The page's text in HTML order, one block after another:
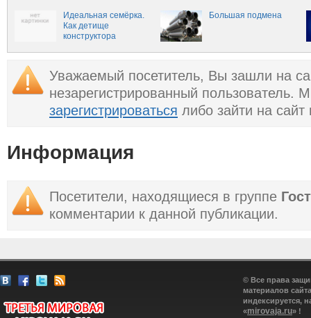
рублей
Идеальная семёрка.
Как детище
конструктора
Большая подмена
Уважаемый посетитель, Вы зашли на
незарегистрированный
зарегистрироваться либо зайти на
Информация
Посетители, находящиеся в группе
комментарии к данной публикации.
© Все права
материалов
индексируется,
«mirovaja.ru» !